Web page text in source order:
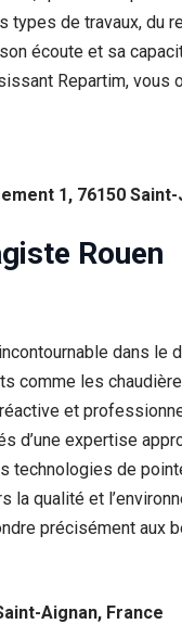
types de travaux,
écoute et sa
Repartim,
1, 76150
Rouen
dans
comme les
et
d’une expertise
de
la qualité et
précisément aux
Aignan, France